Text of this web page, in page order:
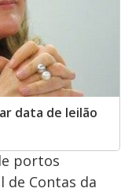
data de leilão
portos
de Contas da